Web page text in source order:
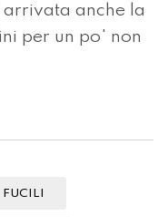
anche la
per un po' non
FUCILI